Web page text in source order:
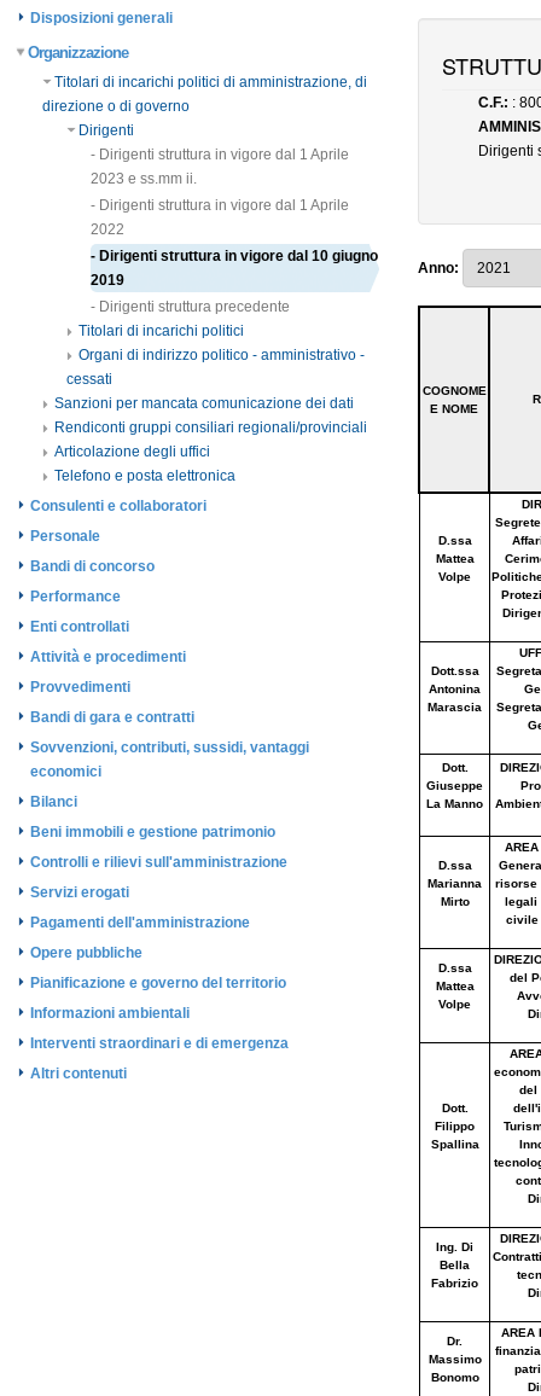
Disposizioni generali
Organizzazione
Titolari di incarichi politici di amministrazione, di
direzione o di governo
Dirigenti
- Dirigenti struttura in vigore dal 1 Aprile
2023 e ss.mm ii.
- Dirigenti struttura in vigore dal 1 Aprile
2022
- Dirigenti struttura in vigore dal 10 giugno
2019
- Dirigenti struttura precedente
Titolari di incarichi politici
Organi di indirizzo politico - amministrativo -
cessati
Sanzioni per mancata comunicazione dei dati
Rendiconti gruppi consiliari regionali/provinciali
Articolazione degli uffici
Telefono e posta elettronica
Consulenti e collaboratori
Personale
Bandi di concorso
Performance
Enti controllati
Attività e procedimenti
Provvedimenti
Bandi di gara e contratti
Sovvenzioni, contributi, sussidi, vantaggi
economici
Bilanci
Beni immobili e gestione patrimonio
Controlli e rilievi sull'amministrazione
Servizi erogati
Pagamenti dell'amministrazione
Opere pubbliche
Pianificazione e governo del territorio
Informazioni ambientali
Interventi straordinari e di emergenza
Altri contenuti